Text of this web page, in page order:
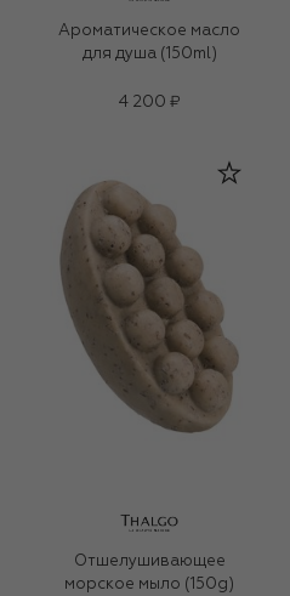
Ароматическое масло
для душа (150ml)
4 200 ₽
Отшелушивающее
морское мыло (150g)